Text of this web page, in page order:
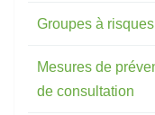
Groupes à risques
Mesures de
de consultation